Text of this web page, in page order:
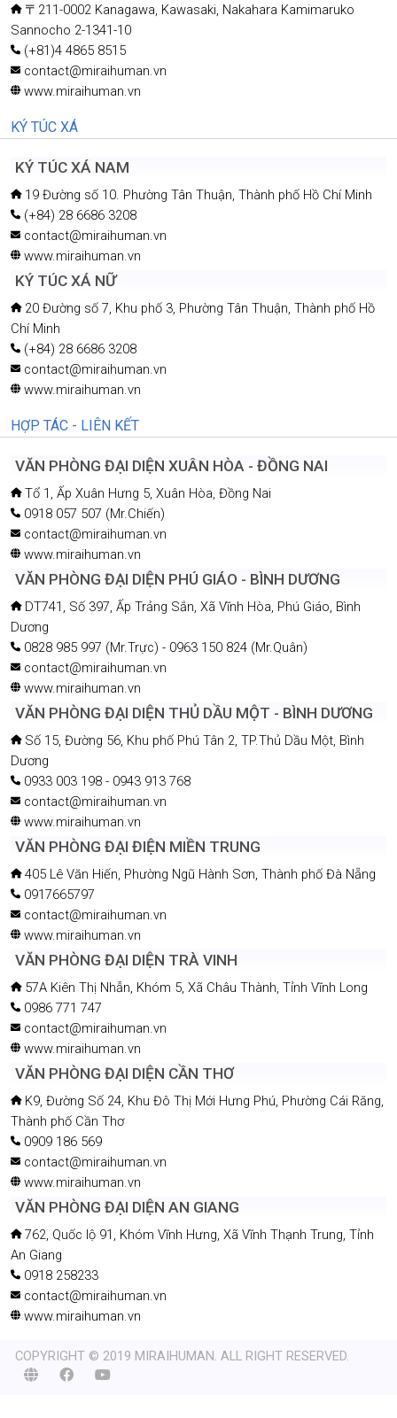
〒211-0002 Kanagawa, Kawasaki, Nakahara Kamimaruko
Sannocho 2-1341-10
(+81)4 4865 8515
contact@miraihuman.vn
www.miraihuman.vn
KÝ TÚC XÁ
KÝ TÚC XÁ NAM
19 Đường số 10. Phường Tân Thuận, Thành phố Hồ Chí Minh
(+84) 28 6686 3208
contact@miraihuman.vn
www.miraihuman.vn
KÝ TÚC XÁ NỮ
20 Đường số 7, Khu phố 3, Phường Tân Thuận, Thành phố Hồ
Chí Minh
(+84) 28 6686 3208
contact@miraihuman.vn
www.miraihuman.vn
HỢP TÁC - LIÊN KẾT
VĂN PHÒNG ĐẠI DIỆN XUÂN HÒA - ĐỒNG NAI
Tổ 1, Ấp Xuân Hưng 5, Xuân Hòa, Đồng Nai
0918 057 507 (Mr.Chiến)
contact@miraihuman.vn
www.miraihuman.vn
VĂN PHÒNG ĐẠI DIỆN PHÚ GIÁO - BÌNH DƯƠNG
DT741, Số 397, Ấp Trảng Sắn, Xã Vĩnh Hòa, Phú Giáo, Bình
Dương
0828 985 997 (Mr.Trực) - 0963 150 824 (Mr.Quân)
contact@miraihuman.vn
www.miraihuman.vn
VĂN PHÒNG ĐẠI DIỆN THỦ DẦU MỘT - BÌNH DƯƠNG
Số 15, Đường 56, Khu phố Phú Tân 2, TP.Thủ Dầu Một, Bình
Dương
0933 003 198 - 0943 913 768
contact@miraihuman.vn
www.miraihuman.vn
VĂN PHÒNG ĐẠI ĐIỆN MIỀN TRUNG
405 Lê Văn Hiến, Phường Ngũ Hành Sơn, Thành phố Đà Nẵng
0917665797
contact@miraihuman.vn
www.miraihuman.vn
VĂN PHÒNG ĐẠI DIỆN TRÀ VINH
57A Kiên Thị Nhẫn, Khóm 5, Xã Châu Thành, Tỉnh Vĩnh Long
0986 771 747
contact@miraihuman.vn
www.miraihuman.vn
VĂN PHÒNG ĐẠI DIỆN CẦN THƠ
K9, Đường Số 24, Khu Đô Thị Mới Hưng Phú, Phường Cái Răng,
Thành phố Cần Thơ
0909 186 569
contact@miraihuman.vn
www.miraihuman.vn
VĂN PHÒNG ĐẠI DIỆN AN GIANG
762, Quốc lộ 91, Khóm Vĩnh Hưng, Xã Vĩnh Thạnh Trung, Tỉnh
An Giang
0918 258233
contact@miraihuman.vn
www.miraihuman.vn
COPYRIGHT © 2019 MIRAIHUMAN. ALL RIGHT RESERVED.